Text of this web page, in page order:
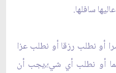
سافلها.
أو نطلب رزقا أو نطلب عزا
أو نطلب أي شي؛،يجب أن